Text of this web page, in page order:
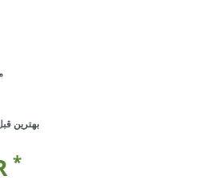
بهترین
*